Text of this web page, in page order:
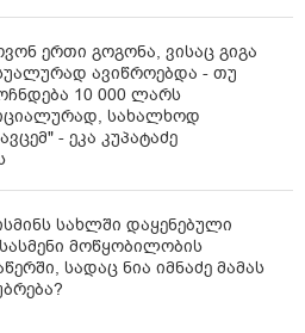
ერთი გოგონა, ვისაც გიგა
ავიწროებდა - თუ
10 000 ლარს
სახალხოდ
- ეკა კუპატაძე
სახლში დაყენებული
მოწყობილობის
სადაც ნია იმნაძე მამას